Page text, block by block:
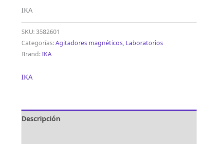
IKA
SKU:3582601
Categorías:Agitadores magnéticos, Laboratorios
Brand:IKA
IKA
Descripción